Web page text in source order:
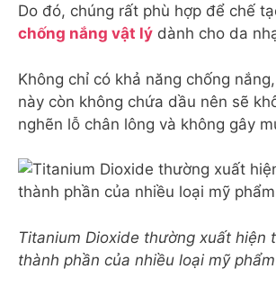
Do đó, chúng rất phù hợp để chế
chống nắng vật lý dành cho da
Không chỉ có khả năng chống
này còn không chứa dầu nên sẽ
nghẽn lỗ chân lông và không gây
Titanium Dioxide thường xuất hiện
thành phần của nhiều loại mỹ phẩm